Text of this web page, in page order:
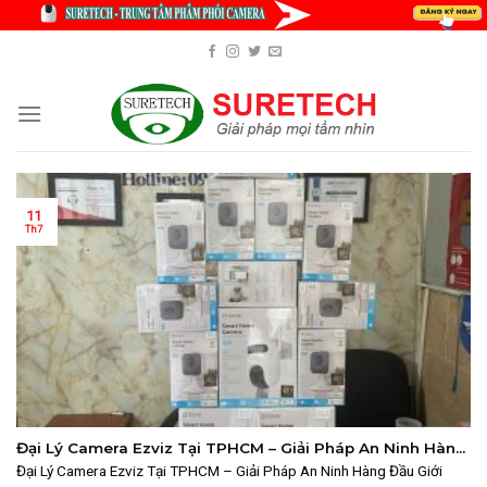
Đại Lý Camera Ezviz Tại TPHCM – Giải Pháp An Ninh Hàng
Đầu
Đại Lý Camera Ezviz Tại TPHCM – Giải Pháp An Ninh Hàng Đầu Giới
11
Th7